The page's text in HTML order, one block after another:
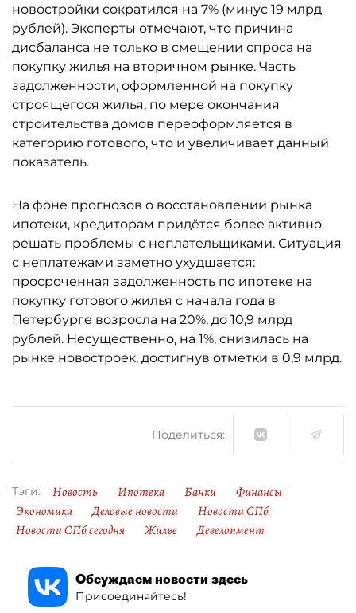
новостройки сократился на 7% (минус 19 млрд
рублей). Эксперты отмечают, что причина
дисбаланса не только в смещении спроса на
покупку жилья на вторичном рынке. Часть
задолженности, оформленной на покупку
строящегося жилья, по мере окончания
строительства домов переоформляется в
категорию готового, что и увеличивает данный
показатель.
На фоне прогнозов о восстановлении рынка
ипотеки, кредиторам придётся более активно
решать проблемы с неплательщиками. Ситуация
с неплатежами заметно ухудшается:
просроченная задолженность по ипотеке на
покупку готового жилья с начала года в
Петербурге возросла на 20%, до 10,9 млрд
рублей. Несущественно, на 1%, снизилась на
рынке новостроек, достигнув отметки в 0,9 млрд.
Поделиться:
Тэги: Новость Ипотека Банки
Финансы
Экономика
Деловые новости
Новости СПб
Новости СПб сегодня
Жилье Девелопмент
Обсуждаем новости здесь
Присоединяйтесь!